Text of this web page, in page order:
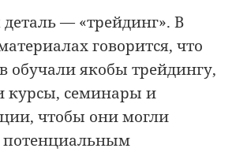
деталь — «трейдинг». В
говорится, что
обучали якобы трейдингу,
курсы, семинары и
чтобы они могли
потенциальным